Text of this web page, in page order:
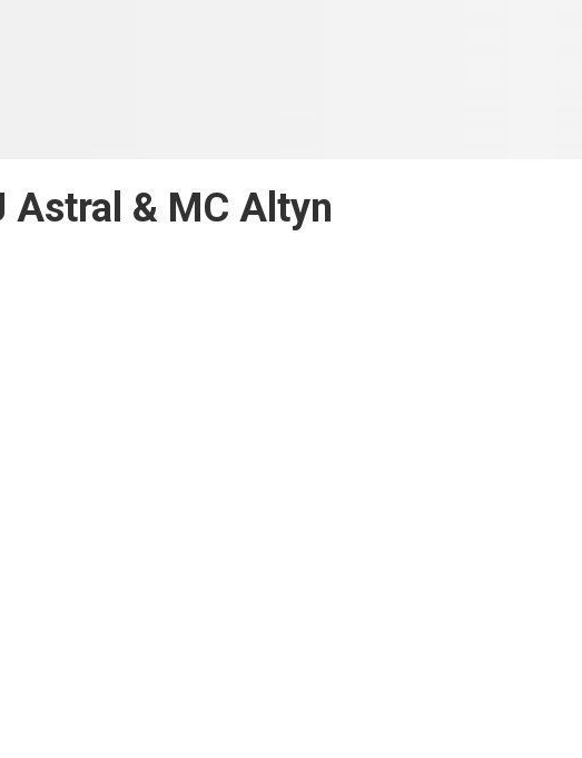
Astral & MC Altyn